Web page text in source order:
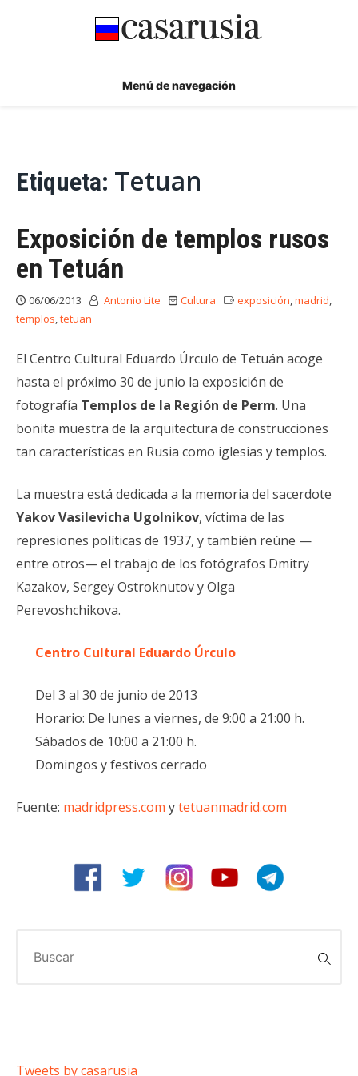
Menú de navegación
Etiqueta: Tetuan
Exposición de templos rusos
en Tetuán
06/06/2013 Antonio Lite Cultura exposición,madrid,
templos,tetuan
El Centro Cultural Eduardo Úrculo de Tetuán acoge
hasta el próximo 30 de junio la exposición de
fotografía Templos de la Región de Perm. Una
bonita muestra de la arquitectura de construcciones
tan características en Rusia como iglesias y templos.
La muestra está dedicada a la memoria del sacerdote
Yakov Vasilevicha Ugolnikov, víctima de las
represiones políticas de 1937, y también reúne —
entre otros— el trabajo de los fotógrafos Dmitry
Kazakov, Sergey Ostroknutov y Olga
Perevoshchikova.
Centro Cultural Eduardo Úrculo
Del 3 al 30 de junio de 2013
Horario: De lunes a viernes, de 9:00 a 21:00 h.
Sábados de 10:00 a 21:00 h.
Domingos y festivos cerrado
Fuente: madridpress.com ytetuanmadrid.com
Tweets by casarusia